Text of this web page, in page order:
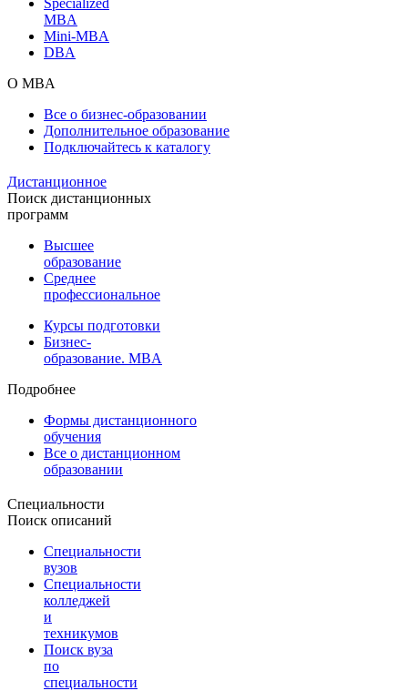
MBA
Mini-MBA
DBA
О MBA
Все о бизнес-образовании
Дополнительное образование
Подключайтесь к каталогу
Дистанционное
Поиск дистанционных
программ
Высшее
образование
Среднее
профессиональное
Курсы подготовки
Бизнес-
образование. MBA
Подробнее
Формы дистанционного
обучения
Все о дистанционном
образовании
Специальности
Поиск описаний
Специальности
вузов
Специальности
колледжей
и
техникумов
Поиск вуза
по
специальности